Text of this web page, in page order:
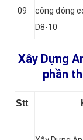
09
công đóng
D8-10
Xây Dựng
phần
Stt